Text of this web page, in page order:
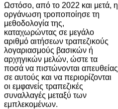
Ωστόσο, από το 2022 και μετά, η
οργάνωση τροποποίησε τη
μεθοδολογία της,
καταχωρώντας σε μεγάλο
αριθμό αιτήσεων τραπεζικούς
λογαριασμούς βασικών ή
αρχηγικών μελών, ώστε τα
ποσά να πιστώνονται απευθείας
σε αυτούς και να περιορίζονται
οι εμφανείς τραπεζικές
συναλλαγές μεταξύ των
εμπλεκομένων.